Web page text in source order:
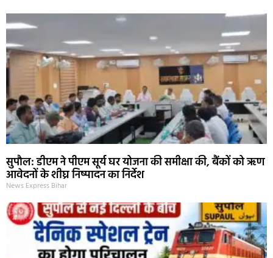
सुपौल: डीएम ने पीएम सूर्य घर योजना की समीक्षा की, बैंकों को ऋण
आवेदनों के शीघ्र निष्पादन का निर्देश
News Express Bihar